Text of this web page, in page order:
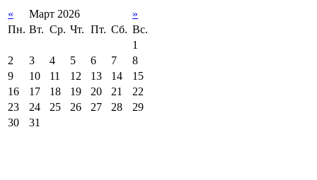
« Март 2026
»
Пн. Вт. Ср. Чт. Пт. Сб. Вс.
1
2
3 4 5 6 7
8
9
10 11 12 13 14
15
16
17 18 19 20 21
22
23
24 25 26 27 28
29
30
31